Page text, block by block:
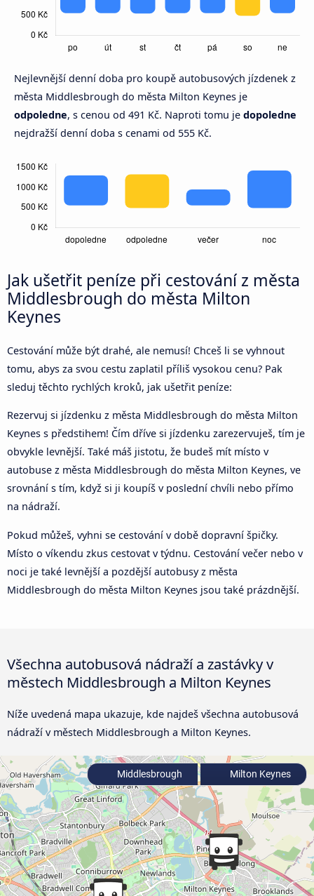
Nejlevnější denní doba pro koupě autobusových jízdenek z
města Middlesbrough do města Milton Keynes je
odpoledne, s cenou od 491 Kč. Naproti tomu je dopoledne
nejdražší denní doba s cenami od 555 Kč.
Jak ušetřit peníze při cestování z města
Middlesbrough do města Milton
Keynes
Cestování může být drahé, ale nemusí! Chceš li se vyhnout
tomu, abys za svou cestu zaplatil příliš vysokou cenu? Pak
sleduj těchto rychlých kroků, jak ušetřit peníze:
Rezervuj si jízdenku z města Middlesbrough do města Milton
Keynes s předstihem! Čím dříve si jízdenku zarezervuješ, tím je
obvykle levnější. Také máš jistotu, že budeš mít místo v
autobuse z města Middlesbrough do města Milton Keynes, ve
srovnání s tím, když si ji koupíš v poslední chvíli nebo přímo
na nádraží.
Pokud můžeš, vyhni se cestování v době dopravní špičky.
Místo o víkendu zkus cestovat v týdnu. Cestování večer nebo v
noci je také levnější a pozdější autobusy z města
Middlesbrough do města Milton Keynes jsou také prázdnější.
Všechna autobusová nádraží a zastávky v
městech Middlesbrough a Milton Keynes
Níže uvedená mapa ukazuje, kde najdeš všechna autobusová
nádraží v městech Middlesbrough a Milton Keynes.
Middlesbrough Milton Keynes